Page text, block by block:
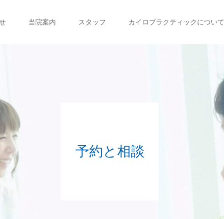
当院案内 スタッフ カイロプラクティックについて
予約と相談